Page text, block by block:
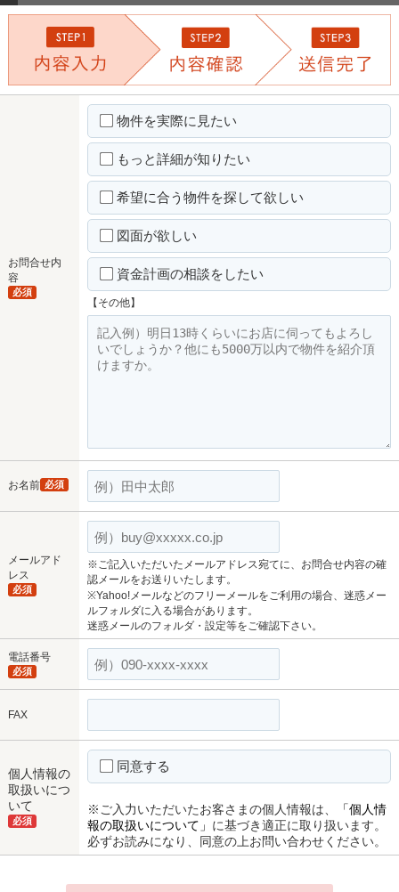
お問合せ内
容
必須
物件を実際に見たい
もっと詳細が知りたい
希望に合う物件を探して欲しい
図面が欲しい
資金計画の相談をしたい
【その他】
お名前 必須
メールアド
レス
必須
※ご記入いただいたメールアドレス宛てに、お問合せ内容の確
認メールをお送りいたします。
※Yahoo!メールなどのフリーメールをご利用の場合、迷惑メー
ルフォルダに入る場合があります。
迷惑メールのフォルダ・設定等をご確認下さい。
電話番号
必須
FAX
個人情報の
取扱いにつ
いて
必須
同意する
※ご入力いただいたお客さまの個人情報は、
「個人情
報の取扱いについて」 に基づき適正に取り扱います。
必ずお読みになり、同意の上お問い合わせください。